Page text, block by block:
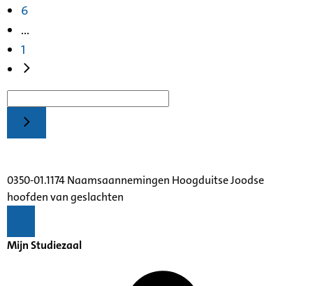
6
...
1
0350-01.1174 Naamsaannemingen Hoogduitse Joodse
hoofden van geslachten
Mijn Studiezaal